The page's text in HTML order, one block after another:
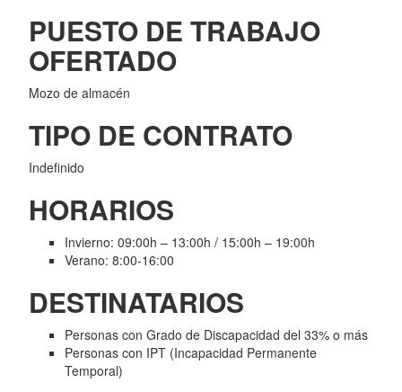
PUESTO DE TRABAJO
OFERTADO
Mozo de almacén
TIPO DE CONTRATO
Indefinido
HORARIOS
Invierno: 09:00h – 13:00h / 15:00h – 19:00h
Verano: 8:00-16:00
DESTINATARIOS
Personas con Grado de Discapacidad del 33% o más
Personas con IPT (Incapacidad Permanente
Temporal)